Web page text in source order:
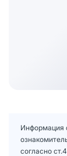
Информация
согласно